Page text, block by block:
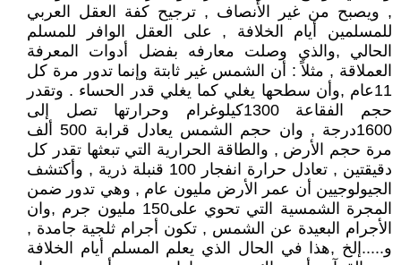
, ويصبح من غير الأنصاف , ترجيح كفة العقل العربي
للمسلمين أيام الخلافة , على العقل الوافر للمسلم
الحالي ,والذي وصلت معارفه بفضل أدوات المعرفة
العملاقة , مثلاً : أن الشمس غير ثابتة وإنما تدور مرة كل
11عام ,وأن سطحها يغلي كما يغلي قدر الحساء . وتقدر
حجم الفقاعة 1300كيلوغرام وحرارتها تصل إلى
1600درجة , وان حجم الشمس يعادل قرابة 500 ألف
مرة حجم الأرض , والطاقة الحرارية التي تبعثها تقدر كل
دقيقتين , تعادل حرارة انفجار 100 قنبلة ذرية , وأكتشف
الجيولوجيين أن عمر الأرض مليون عام , وهي تدور ضمن
المجرة الشمسية التي تحوي على150 مليون جرم ,وان
الأجرام البعيدة عن الشمس , تكون أجرام ثلجية جامدة ,
و.....إلخ ,هذا في الحال الذي يعلم المسلم أيام الخلافة